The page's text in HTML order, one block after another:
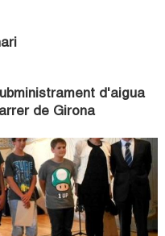
d'aigua
de Girona